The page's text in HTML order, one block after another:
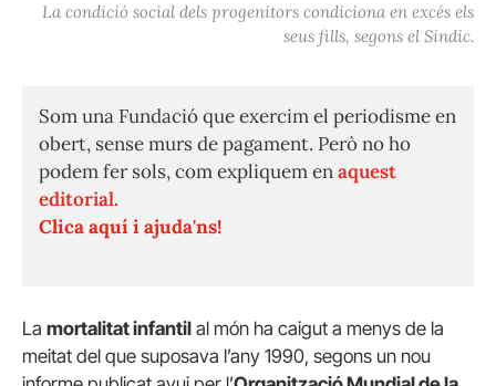
La condició social dels progenitors condiciona en excés els
seus fills, segons el Síndic.
Som una Fundació que exercim el periodisme en
obert, sense murs de pagament. Però no ho
podem fer sols, com expliquem enaquest
editorial.
Clica aquí i ajuda'ns!
La mortalitat infantil al món ha caigut a menys de la
meitat del que suposava l’any 1990, segons un nou